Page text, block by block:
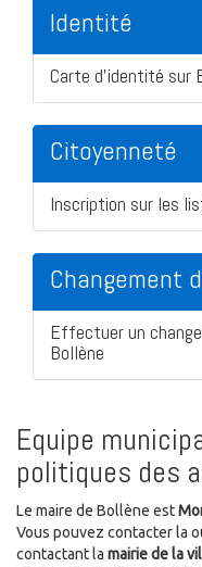
Identité
Carte d'identité sur
Citoyenneté
Inscription sur les
Changement
Effectuer un
Bollène
Equipe
politiques des
Le maire de Bollène est
Vous pouvez contacter la
contactant la mairie de la